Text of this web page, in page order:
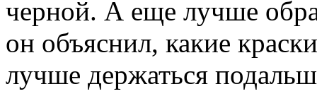
черной. А еще лучше
он объяснил, какие
лучше держаться